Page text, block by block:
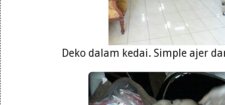
Deko dalam kedai. Simple ajer